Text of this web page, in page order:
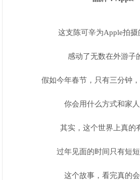
这支陈可辛为Apple拍摄
感动了无数在外游子
假如今年春节，只有三分钟
你会用什么方式和家
其实，这个世界上真的
过年见面的时间只有短短
这个故事，看完真的会